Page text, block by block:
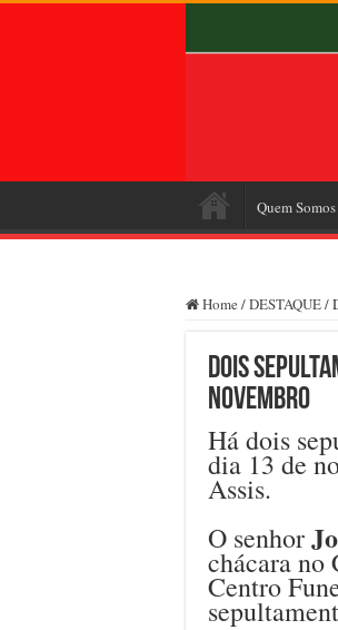
Quem Somos
Home /DESTAQUE/
Dois
novembro
Há dois
dia 13 de
Assis.
O senhor
chácara no
Centro